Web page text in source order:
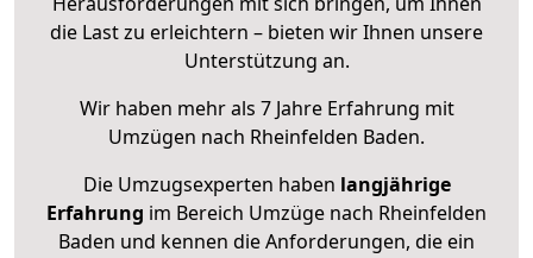
die Last zu erleichtern – bieten wir Ihnen unsere
Unterstützung an.
Wir haben mehr als 7 Jahre Erfahrung mit
Umzügen nach Rheinfelden Baden.
Die Umzugsexperten haben langjährige
Erfahrung im Bereich Umzüge nach Rheinfelden
Baden und kennen die Anforderungen, die ein